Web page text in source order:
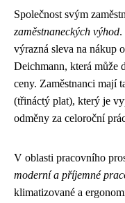
Společnost svým
zaměstnaneckých výhod.
výrazná sleva na nákup
Deichmann, která může
ceny. Zaměstnanci mají
(třináctý plat), který je
odměny za celoroční
V oblasti pracovního
moderní a příjemné
klimatizované a